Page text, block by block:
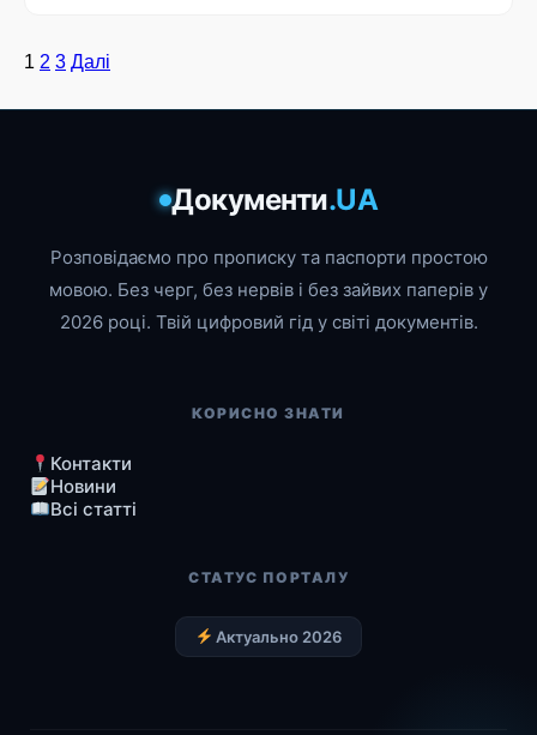
Пагінація
1 2 3 Далі
Документи.UA
Розповідаємо про прописку та паспорти простою
мовою. Без черг, без нервів і без зайвих паперів у
2026 році. Твій цифровий гід у світі документів.
КОРИСНО ЗНАТИ
Контакти
Новини
Всі статті
СТАТУС ПОРТАЛУ
Актуально 2026